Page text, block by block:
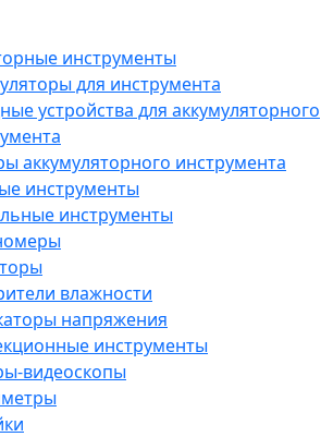
инструменты
для инструмента
устройства для аккумуляторного
аккумуляторного инструмента
инструменты
инструменты
влажности
напряжения
инструменты
видеоскопы